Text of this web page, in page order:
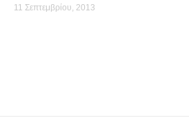
11 Σεπτεμβρίου, 2013